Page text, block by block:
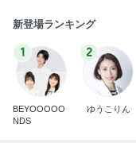
新登場ランキング
1
BEYOOOOO
NDS
2
ゆうこりん